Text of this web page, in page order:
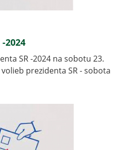
2024
SR -2024 na sobotu 23.
prezidenta SR - sobota